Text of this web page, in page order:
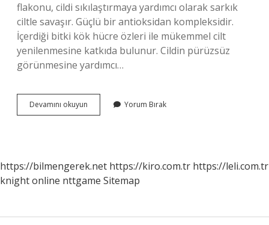
flakonu, cildi sıkılaştırmaya yardımcı olarak sarkık
ciltle savaşır. Güçlü bir antioksidan kompleksidir.
İçerdiği bitki kök hücre özleri ile mükemmel cilt
yenilenmesine katkıda bulunur. Cildin pürüzsüz
görünmesine yardımcı…
Devamını okuyun Genosys
Marka
Yorum Bırak
https://bilmengerek.net https://kiro.com.tr https://leli.com.tr
knight online nttgame Sitemap